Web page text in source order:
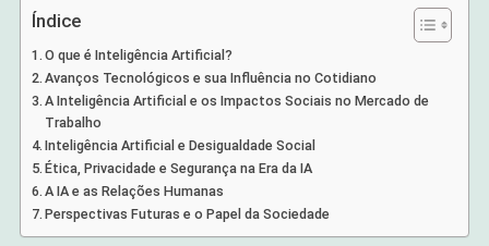
Índice
O que é Inteligência Artificial?
Avanços Tecnológicos e sua Influência no Cotidiano
A Inteligência Artificial e os Impactos Sociais no Mercado de
Trabalho
Inteligência Artificial e Desigualdade Social
Ética, Privacidade e Segurança na Era da IA
A IA e as Relações Humanas
Perspectivas Futuras e o Papel da Sociedade